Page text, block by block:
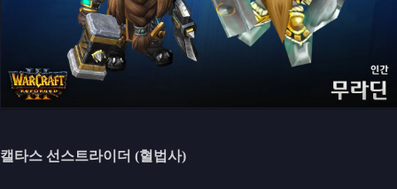
캘타스 선스트라이더 (혈법사)